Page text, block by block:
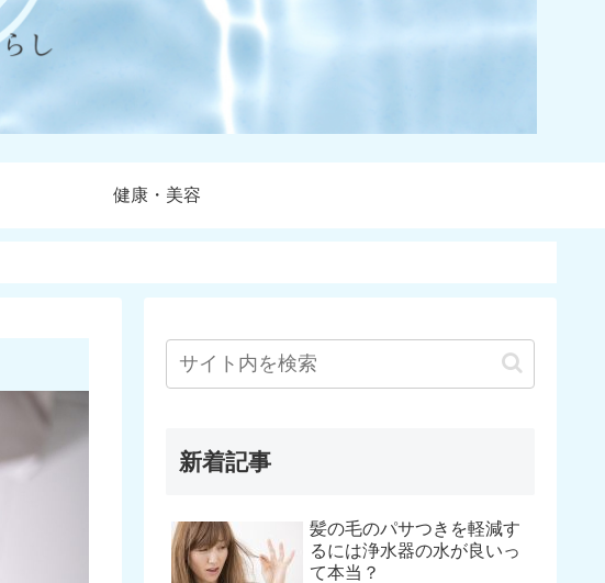
健康・美容
新着記事
髪の毛のパサつきを軽減す
るには浄水器の水が良いっ
て本当？